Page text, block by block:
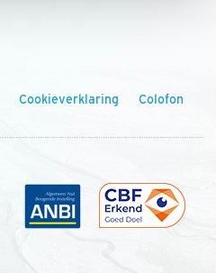
Cookieverklaring Colofon